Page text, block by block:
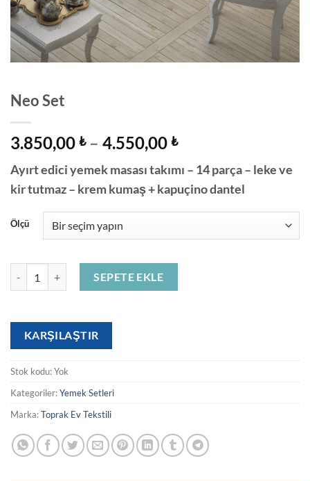
Neo Set
3.850,00 ₺ – 4.550,00 ₺Fiyat
3.850,00 ₺
-
4.550,00 ₺
Ayırt edici yemek masası takımı – 14 parça – leke ve
kir tutmaz – krem ​​kumaş + kapuçino dantel
Ölçü
SEPETE EKLE
KARŞILAŞTIR
Stok kodu:Yok
Kategoriler:Yemek Setleri
Marka:Toprak Ev Tekstili